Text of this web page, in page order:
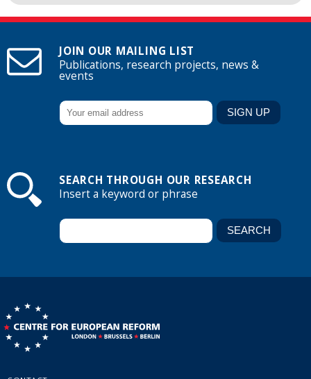
JOIN OUR MAILING LIST
Publications, research projects, news &
events
SEARCH THROUGH OUR RESEARCH
Insert a keyword or phrase